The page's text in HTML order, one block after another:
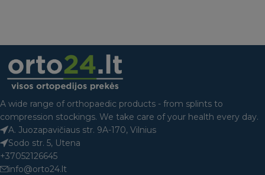
A wide range of orthopaedic products - from splints to
compression stockings. We take care of your health every day.
A. Juozapavičiaus str. 9A-170, Vilnius
Sodo str. 5, Utena
+37052126645
info@orto24.lt